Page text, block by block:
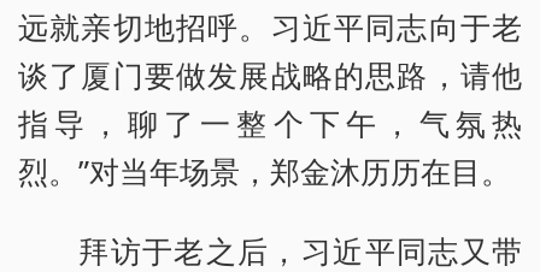
远就亲切地招呼。习近平同志向于老
谈了厦门要做发展战略的思路，请他
指导，聊了一整个下午，气氛热
烈。”对当年场景，郑金沐历历在目。
拜访于老之后，习近平同志又带